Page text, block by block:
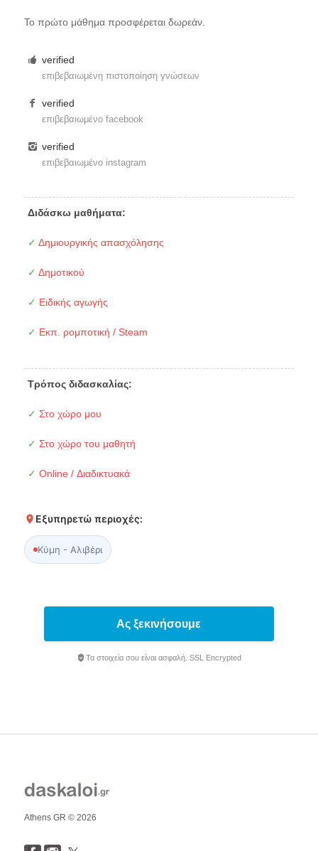
Το πρώτο μάθημα προσφέρεται δωρεάν.
verified
επιβεβαιωμένη πιστοποίηση γνώσεων
verified
επιβεβαιωμένο facebook
verified
επιβεβαιωμένο instagram
Διδάσκω μαθήματα:
✓ Δημιουργικής απασχόλησης
✓ Δημοτικού
✓ Ειδικής αγωγής
✓ Εκπ. ρομποτική / Steam
Τρόπος διδασκαλίας:
✓ Στο χώρο μου
✓ Στο χώρο του μαθητή
✓ Online / Διαδικτυακά
Εξυπηρετώ περιοχές:
Κύμη - Αλιβέρι
Ας ξεκινήσουμε
Τα στοιχεία σου είναι ασφαλή. SSL Encrypted
Athens GR © 2026